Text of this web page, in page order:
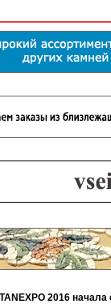
2016